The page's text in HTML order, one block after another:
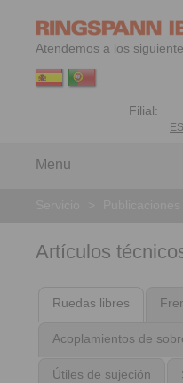
Atendemos a los
ES
Menu
Artículos
Ruedas libres
Acoplamientos de
Útiles de sujeción